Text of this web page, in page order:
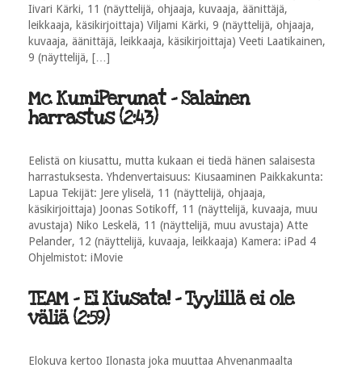
Iivari Kärki, 11 (näyttelijä, ohjaaja, kuvaaja, äänittäjä,
leikkaaja, käsikirjoittaja) Viljami Kärki, 9 (näyttelijä, ohjaaja,
kuvaaja, äänittäjä, leikkaaja, käsikirjoittaja) Veeti Laatikainen,
9 (näyttelijä, […]
Mc KumiPerunat - Salainen
harrastus (2:43)
Eelistä on kiusattu, mutta kukaan ei tiedä hänen salaisesta
harrastuksesta. Yhdenvertaisuus: Kiusaaminen Paikkakunta:
Lapua Tekijät: Jere yliselä, 11 (näyttelijä, ohjaaja,
käsikirjoittaja) Joonas Sotikoff, 11 (näyttelijä, kuvaaja, muu
avustaja) Niko Leskelä, 11 (näyttelijä, muu avustaja) Atte
Pelander, 12 (näyttelijä, kuvaaja, leikkaaja) Kamera: iPad 4
Ohjelmistot: iMovie
TEAM - Ei Kiusata! - Tyylillä ei ole
väliä (2:59)
Elokuva kertoo Ilonasta joka muuttaa Ahvenanmaalta